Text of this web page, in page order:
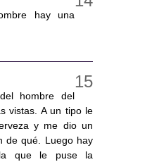
hay una
hombre del
vistas. A un tipo le
y me dio un
de qué. Luego hay
que le puse la